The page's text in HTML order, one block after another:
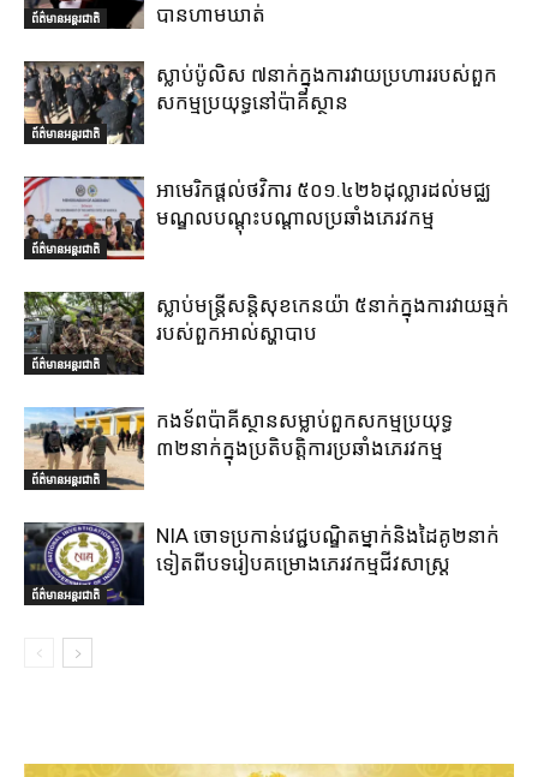
ព័ត៌មានអន្តរជាតិ
បានហាមឃាត់
ព័ត៌មានអន្តរជាតិ
ស្លាប់ប៉ូលិស ៧នាក់ក្នុងការវាយប្រហាររបស់ពួក
សកម្មប្រយុទ្ធនៅប៉ាគីស្ថាន
ព័ត៌មានអន្តរជាតិ
អាមេរិកផ្តល់ថវិការ ៥០១.៤២៦ដុល្លារដល់មជ្ឈ
មណ្ឌលបណ្តុះបណ្តាលប្រឆាំងភេរវកម្ម
ព័ត៌មានអន្តរជាតិ
ស្លាប់មន្ត្រីសន្តិសុខកេនយ៉ា ៥នាក់ក្នុងការវាយឆ្មក់
របស់ពួកអាល់ស្ហាបាប
ព័ត៌មានអន្តរជាតិ
កងទ័ពប៉ាគីស្ថានសម្លាប់ពួកសកម្មប្រយុទ្ធ
៣២នាក់ក្នុងប្រតិបត្តិការប្រឆាំងភេរវកម្ម
ព័ត៌មានអន្តរជាតិ
NIA ចោទប្រកាន់វេជ្ជបណ្ឌិតម្នាក់និងដៃគូ២នាក់
ទៀតពីបទរៀបគម្រោងភេរវកម្មជីវសាស្ត្រ